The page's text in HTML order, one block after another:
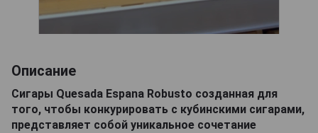
Описание
Сигары Quesada Espana Robusto созданная для
того, чтобы конкурировать с кубинскими сигарами,
представляет собой уникальное сочетание